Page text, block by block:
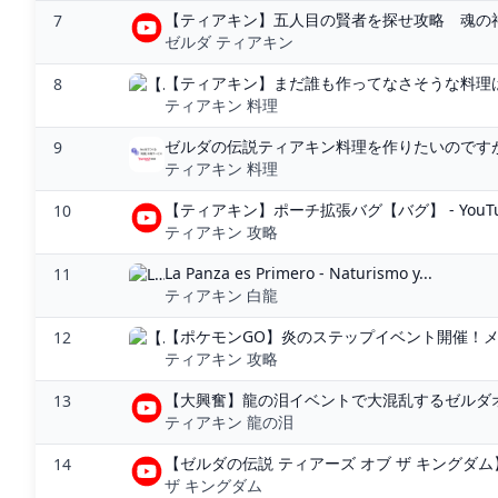
7
【ティアキン】五人目の賢者を探せ攻略 魂
ゼルダ ティアキン
8
【ティアキン】まだ誰も作ってなさそうな料
ティアキン 料理
9
ゼルダの伝説ティアキン料理を作りたいので
ティアキン 料理
10
【ティアキン】ポーチ拡張バグ【バグ】 -
ティアキン 攻略
11
La Panza es Primero - Naturismo y...
ティアキン 白龍
12
【ポケモンGO】炎のステップイベント開催！
ティアキン 攻略
13
【大興奮】龍の泪イベントで大混乱するゼル
ティアキン 龍の泪
14
【ゼルダの伝説 ティアーズ オブ ザ キングダ
ザ キングダム